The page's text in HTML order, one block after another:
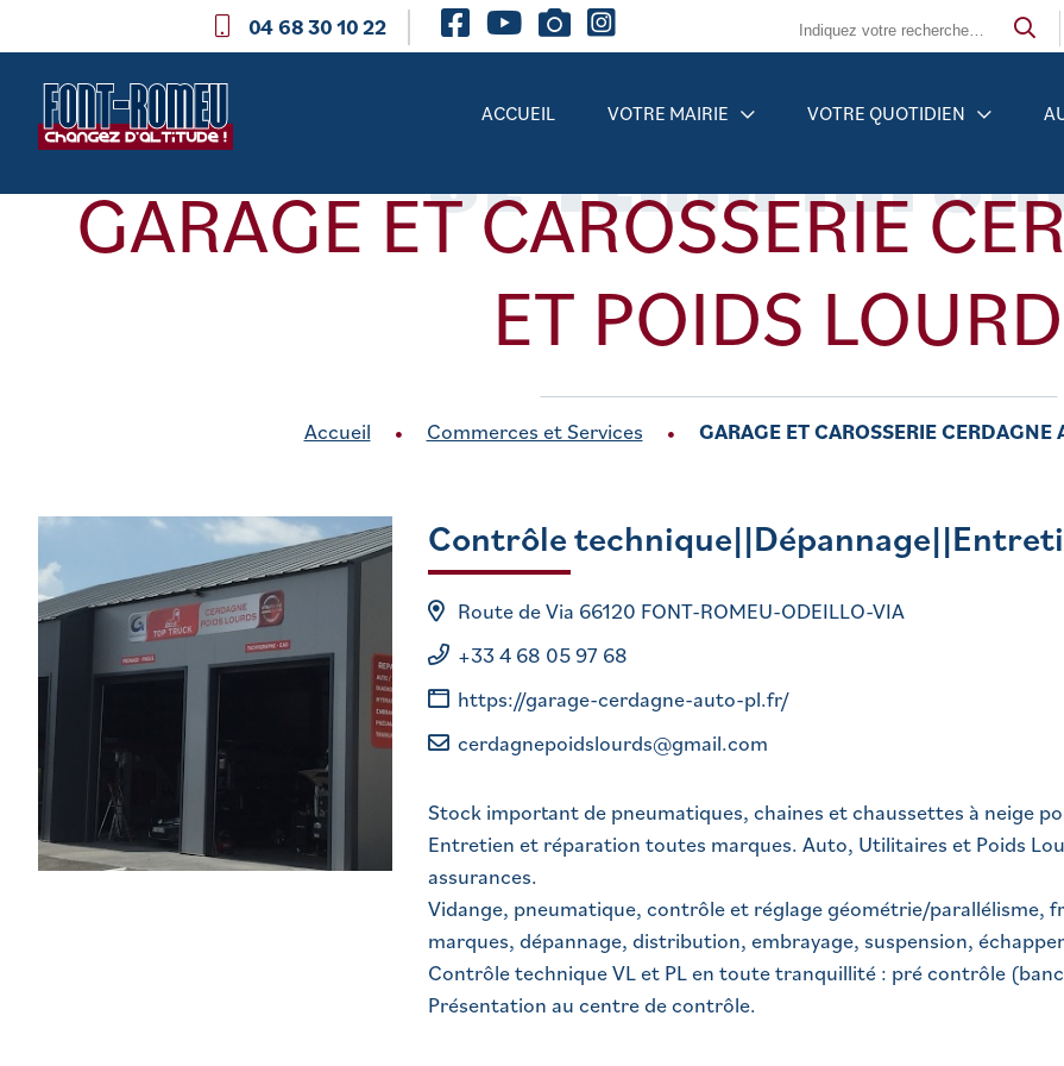
04 68 30 10 22
ACCUEIL VOTRE MAIRIE VOTRE QUOTIDIEN
SE TENIR
GARAGE ET CAROSSERIE
ET POIDS
Accueil Commerces et Services GARAGE ET CAROSSERIE
Contrôle
Route de Via 66120 FONT-ROMEU-ODEILLO-VIA
+33 4 68 05 97 68
https://garage-cerdagne-auto-pl.fr/
cerdagnepoidslourds@gmail.com
Stock important de pneumatiques, chaines et chaussettes à neige
Entretien et réparation toutes marques. Auto, Utilitaires et Poids
assurances.
Vidange, pneumatique, contrôle et réglage géométrie/parallélisme,
marques, dépannage, distribution, embrayage, suspension,
Contrôle technique VL et PL en toute tranquillité : pré contrôle
Présentation au centre de contrôle.